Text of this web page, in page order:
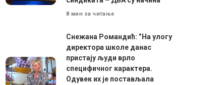
8 мин за читање
Снежана Романдић: ”На улогу
директора школе данас
пристају људи врло
специфичног карактера.
Одувек их је постављала